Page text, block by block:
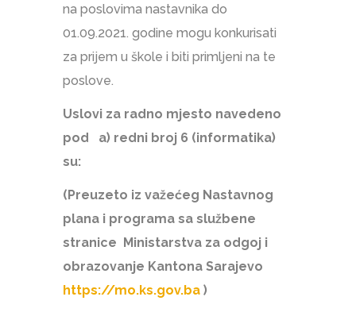
na poslovima nastavnika do
01.09.2021. godine mogu konkurisati
za prijem u škole i biti primljeni na te
poslove.
Uslovi za radno mjesto navedeno
pod a) redni broj 6 (informatika)
su:
(Preuzeto iz važećeg Nastavnog
plana i programa sa službene
stranice Ministarstva za odgoj i
obrazovanje Kantona Sarajevo
https://mo.ks.gov.ba )